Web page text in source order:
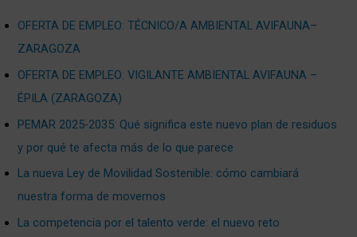
OFERTA DE EMPLEO: TÉCNICO/A AMBIENTAL AVIFAUNA–
ZARAGOZA
OFERTA DE EMPLEO: VIGILANTE AMBIENTAL AVIFAUNA –
ÉPILA (ZARAGOZA)
PEMAR 2025‑2035: Qué significa este nuevo plan de residuos
y por qué te afecta más de lo que parece
La nueva Ley de Movilidad Sostenible: cómo cambiará
nuestra forma de movernos
La competencia por el talento verde: el nuevo reto